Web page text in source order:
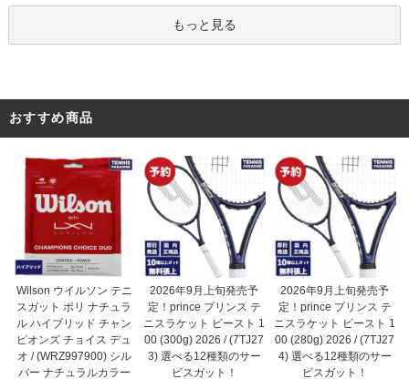
もっと見る
おすすめ商品
Wilson ウイルソン テニ
スガット ポリ ナチュラ
ル ハイブリッド チャン
ピオンズ チョイス デュ
オ / (WRZ997900) シル
バー ナチュラルカラー
2026年9月上旬発売予
定！prince プリンス テ
ニスラケット ビースト 1
00 (300g) 2026 / (7TJ27
3) 選べる12種類のサー
ビスガット！
2026年9月上旬発売予
定！prince プリンス テ
ニスラケット ビースト 1
00 (280g) 2026 / (7TJ27
4) 選べる12種類のサー
ビスガット！